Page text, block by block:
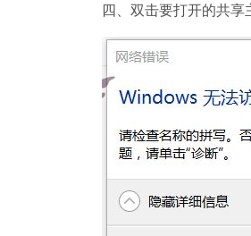
四、双击要打开的共享